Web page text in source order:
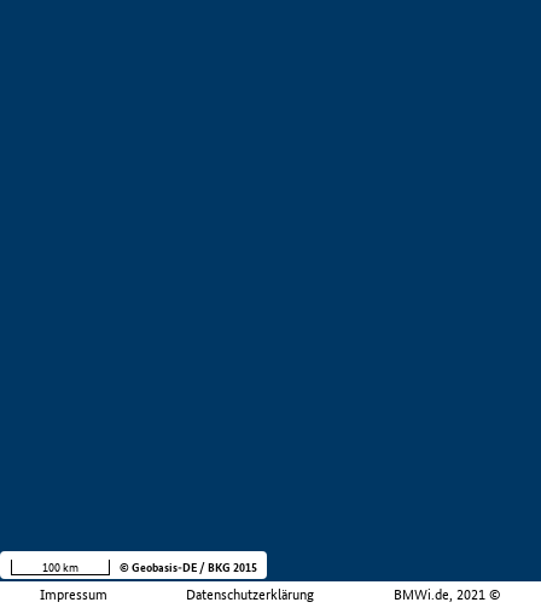
Impressum Datenschutzerklärung BMWi.de, 2021 ©
100 km © Geobasis-DE / BKG 2015